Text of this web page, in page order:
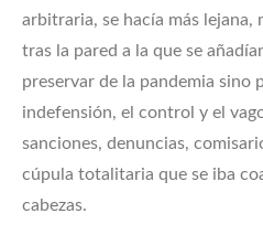
arbitraria, se hacía más lejana,
tras la pared a la que se
preservar de la pandemia sino
indefensión, el control y el
sanciones, denuncias,
cúpula totalitaria que se iba
cabezas.